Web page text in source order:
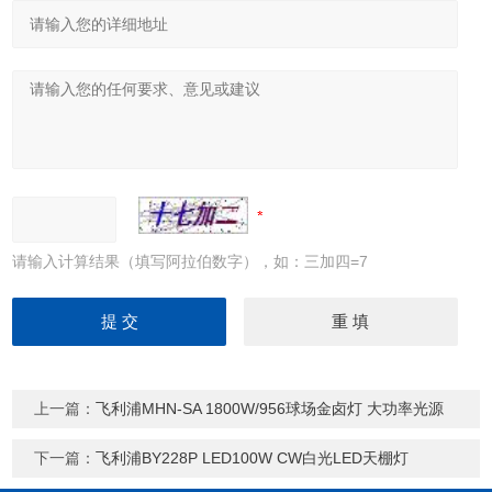
请输入计算结果（填写阿拉伯数字），如：三加四=7
上一篇：飞利浦MHN-SA 1800W/956球场金卤灯 大功率光源
下一篇：飞利浦BY228P LED100W CW白光LED天棚灯